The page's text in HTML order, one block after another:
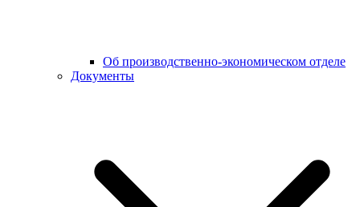
Об производственно-экономическом отделе
Документы